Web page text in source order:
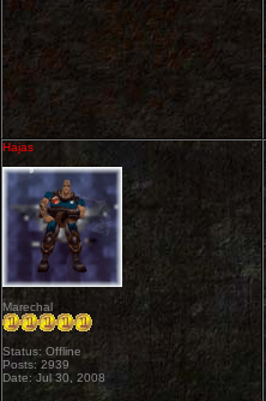
Hajas
Marechal
Status: Offline
Posts: 2939
Date: Jul 30, 2008